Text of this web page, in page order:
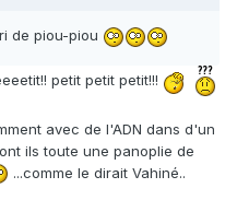
de piou-piou
petit petit petit!!!
avec de l'ADN dans d'un
ils toute une panoplie de
...comme le dirait Vahiné..